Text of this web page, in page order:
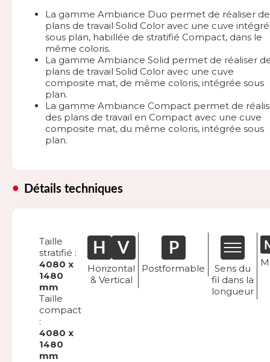
La gamme Ambiance Duo permet de réaliser
plans de travail Solid Color avec une cuve
sous plan, habillée de stratifié Compact, dans le
même coloris.
La gamme Ambiance Solid permet de réaliser
plans de travail Solid Color avec une cuve
composite mat, de même coloris, intégrée sous
plan.
La gamme Ambiance Compact permet de
des plans de travail en Compact avec une cuve
composite mat, du même coloris, intégrée sous
plan.
Détails techniques
Taille
stratifié :
4080 x
1480
mm
Taille
compact
:
4080 x
1480
mm
Horizontal
& Vertical
Postformable
Sens du
fil dans la
longueur